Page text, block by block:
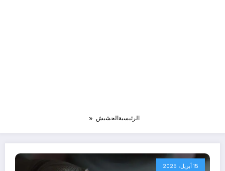
الرئيسيةالحشيش
15 أبريل، 2025